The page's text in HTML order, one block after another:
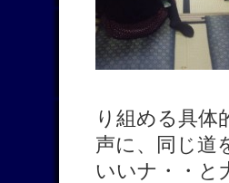
り組める具体
声に、同じ道
いいナ・・と